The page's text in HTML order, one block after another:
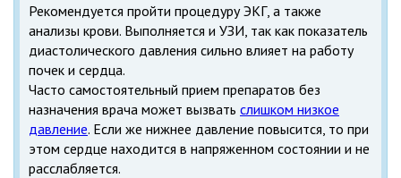
Рекомендуется пройти процедуру ЭКГ, а также
анализы крови. Выполняется и УЗИ, так как показатель
диастолического давления сильно влияет на работу
почек и сердца.
Часто самостоятельный прием препаратов без
назначения врача может вызвать слишком низкое
давление. Если же нижнее давление повысится, то при
этом сердце находится в напряженном состоянии и не
расслабляется.